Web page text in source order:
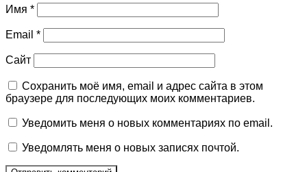
Имя *
Email *
Сайт
Сохранить моё имя, email и адрес сайта в этом
браузере для последующих моих комментариев.
Уведомить меня о новых комментариях по email.
Уведомлять меня о новых записях почтой.